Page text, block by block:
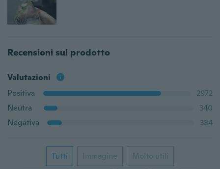
Recensioni sul prodotto
Valutazioni
Positiva
2972
Neutra
340
Negativa
384
Tutti Immagine Molto utili